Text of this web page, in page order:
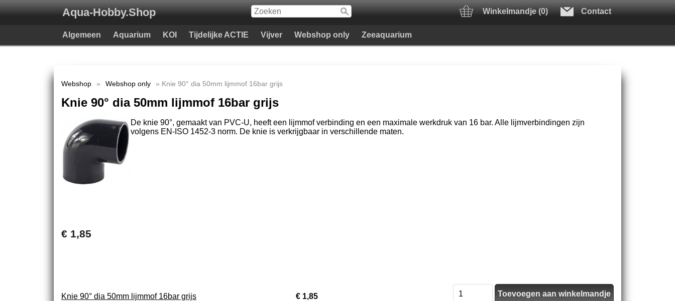
Aqua-Hobby.Shop Winkelmandje (0) Contact
Algemeen Aquarium KOI Tijdelijke ACTIE Vijver Webshop only Zeeaquarium
Webshop » Webshop only » Knie 90° dia 50mm lijmmof 16bar grijs
Knie 90° dia 50mm lijmmof 16bar grijs
De knie 90°, gemaakt van PVC-U, heeft een lijmmof verbinding en een maximale werkdruk van 16 bar. Alle lijmverbindingen zijn
volgens EN-ISO 1452-3 norm. De knie is verkrijgbaar in verschillende maten.
€ 1,85
Knie 90° dia 50mm lijmmof 16bar grijs € 1,85 Toevoegen aan winkelmandje